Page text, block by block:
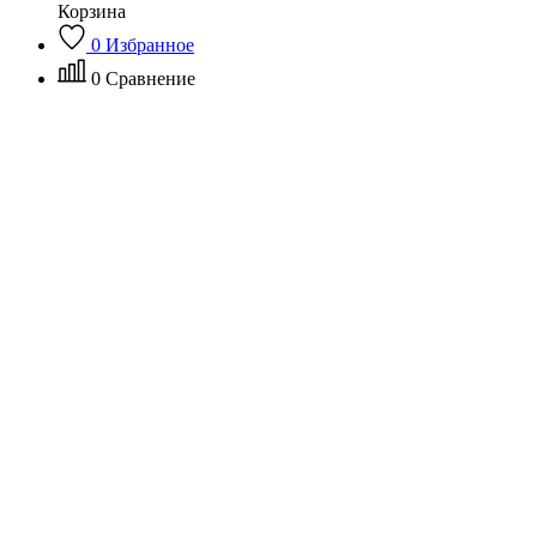
Корзина
0 Избранное
0 Сравнение